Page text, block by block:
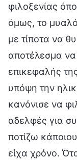
φιλοξενίας
όμως, το
με τίποτα να
αποτέλεσμα
επικεφαλής
υπόψη την
κανόνισε να
αδελφές για
ποτίζω
είχα χρόνο.